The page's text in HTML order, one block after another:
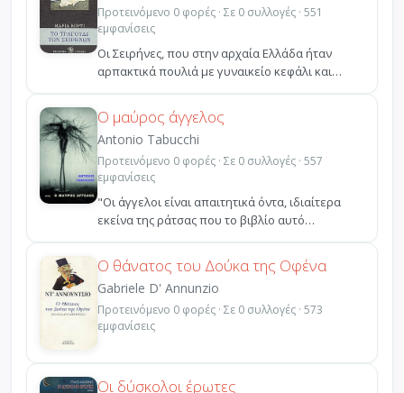
Προτεινόμενο 0 φορές · Σε 0 συλλογές · 551
εμφανίσεις
Οι Σειρήνες, που στην αρχαία Ελλάδα ήταν
αρπακτικά πουλιά με γυναικείο κεφάλι και
αργότερα, το μεσαί...
Ο μαύρος άγγελος
Antonio Tabucchi
Προτεινόμενο 0 φορές · Σε 0 συλλογές · 557
εμφανίσεις
"Οι άγγελοι είναι απαιτητικά όντα, ιδιαίτερα
εκείνα της ράτσας που το βιβλίο αυτό
πραγματεύεται. Δεν...
Ο θάνατος του Δούκα της Οφένα
Gabriele D' Annunzio
Προτεινόμενο 0 φορές · Σε 0 συλλογές · 573
εμφανίσεις
Οι δύσκολοι έρωτες